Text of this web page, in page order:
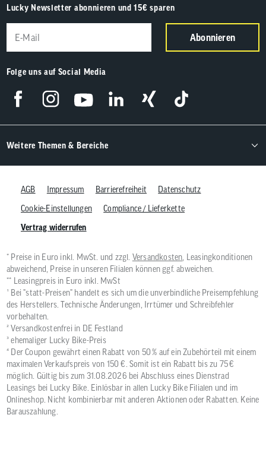
Lucky Newsletter abonnieren und 15€ sparen
Abonnieren
Folge uns auf Social Media
Weitere Themen & Bereiche
AGB Impressum Barrierefreiheit
Datenschutz
Cookie-Einstellungen
Compliance / Lieferkette
Vertrag widerrufen
* Preise in Euro inkl. MwSt. und zzgl. Versandkosten , Leasingkonditionen
abweichend, Preise in unseren Filialen können ggf. abweichen.
** Leasingpreis in Euro inkl. MwSt
¹ Bei "statt-Preisen" handelt es sich um die unverbindliche Preisempfehlung
des Herstellers. Technische Änderungen, Irrtümer und Schreibfehler
vorbehalten.
² Versandkostenfrei in DE Festland
³ ehemaliger Lucky Bike-Preis
⁴ Der Coupon gewährt einen Rabatt von 50 % auf ein Zubehörteil mit einem
maximalen Verkaufspreis von 150 €. Somit ist ein Rabatt bis zu 75 €
möglich. Gültig bis zum 31.08.2026 bei Abschluss eines Dienstrad
Leasings bei Lucky Bike. Einlösbar in allen Lucky Bike Filialen und im
Onlineshop. Nicht kombinierbar mit anderen Aktionen oder Rabatten. Keine
Barauszahlung.